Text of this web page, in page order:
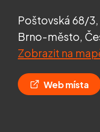
Poštovská 68/
Brno-město,
Zobrazit na
Web místa